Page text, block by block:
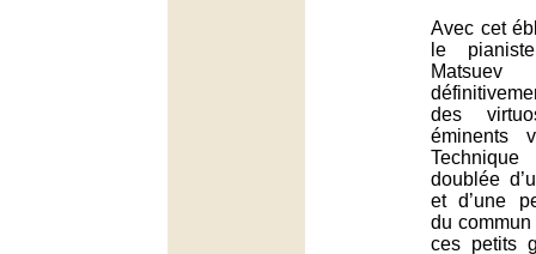
Avec cet
le
des
éminents
doublée
et d’une
du
ces petits